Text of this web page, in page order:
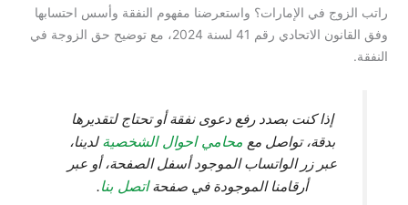
راتب الزوج في الإمارات؟ واستعرضنا مفهوم النفقة وأسس احتسابها
وفق القانون الاتحادي رقم 41 لسنة 2024، مع توضيح حق الزوجة في
النفقة.
إذا كنت بصدد رفع دعوى نفقة أو تحتاج لتقديرها
بدقة، تواصل مع محامي احوال الشخصية لدينا،
عبر زر الواتساب الموجود أسفل الصفحة، أو عبر
أرقامنا الموجودة في صفحةاتصل بنا.